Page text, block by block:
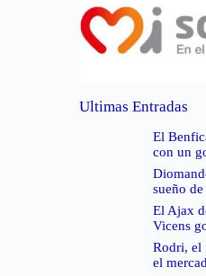
Ultimas Entradas
El
con un
sueño
El Ajax
Vicens
Rodri, el
el